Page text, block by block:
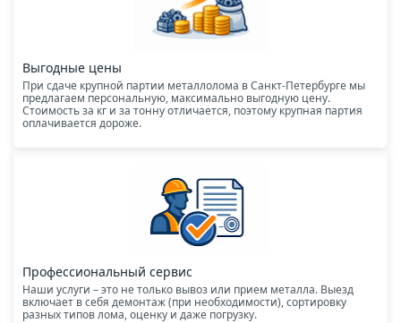
Выгодные цены
При сдаче крупной партии металлолома в Санкт-Петербурге мы
предлагаем персональную, максимально выгодную цену.
Стоимость за кг и за тонну отличается, поэтому крупная партия
оплачивается дороже.
Профессиональный сервис
Наши услуги – это не только вывоз или прием металла. Выезд
включает в себя демонтаж (при необходимости), сортировку
разных типов лома, оценку и даже погрузку.